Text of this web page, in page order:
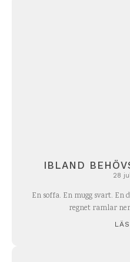
IBLAND
28
En soffa. En mugg svart.
regnet ramlar